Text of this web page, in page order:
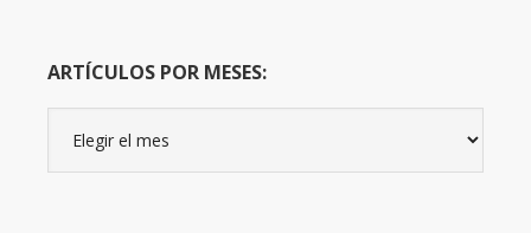
ARTÍCULOS POR MESES:
meses: